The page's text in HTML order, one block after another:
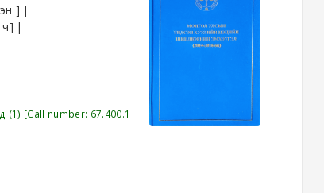
]
(1) Call number: 67.400.1